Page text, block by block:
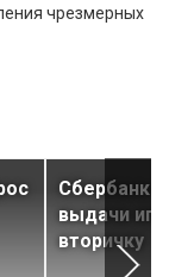
чрезмерных
Сбербанк
выдачи
вторичку